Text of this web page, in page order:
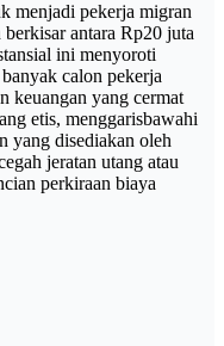
menjadi pekerja migran
antara Rp20 juta
ini menyoroti
calon pekerja
keuangan yang cermat
etis, menggarisbawahi
yang disediakan oleh
jeratan utang atau
perkiraan biaya